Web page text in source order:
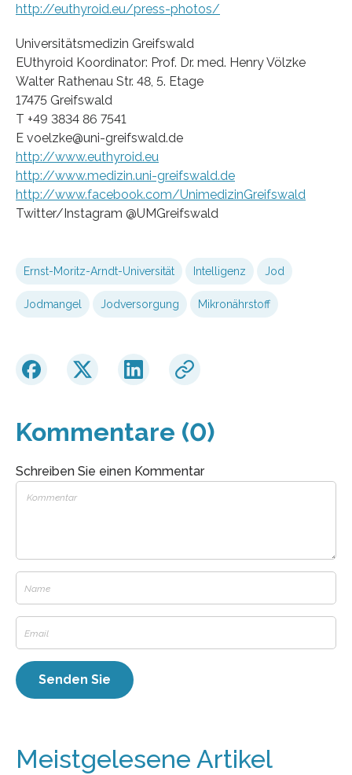
http://euthyroid.eu/press-photos/
Universitätsmedizin Greifswald
EUthyroid Koordinator: Prof. Dr. med. Henry Völzke
Walter Rathenau Str. 48, 5. Etage
17475 Greifswald
T +49 3834 86 7541
E voelzke@uni-greifswald.de
http://www.euthyroid.eu
http://www.medizin.uni-greifswald.de
http://www.facebook.com/UnimedizinGreifswald
Twitter/Instagram @UMGreifswald
Ernst-Moritz-Arndt-Universität Intelligenz Jod
Jodmangel Jodversorgung Mikronährstoff
Kommentare (0)
Schreiben Sie einen Kommentar
Meistgelesene Artikel